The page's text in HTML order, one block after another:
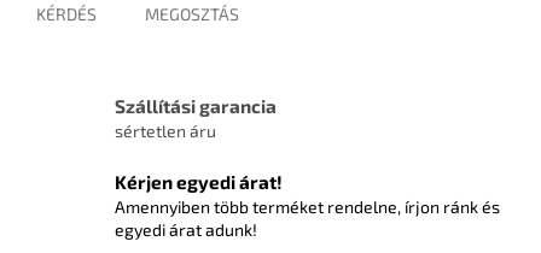
KÉRDÉS MEGOSZTÁS
Szállítási garancia
sértetlen áru
Kérjen egyedi árat!
Amennyiben több terméket rendelne, írjon ránk és
egyedi árat adunk!